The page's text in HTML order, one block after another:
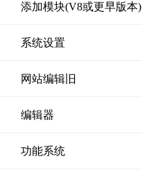
添加模块(V8或更早版本)
系统设置
网站编辑旧
编辑器
功能系统